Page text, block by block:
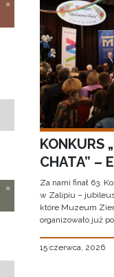
KONKURS
CHATA” –
Za nami finał 63.
w Zalipiu –
które Muzeum
organizowało już
15 czerwca, 2026